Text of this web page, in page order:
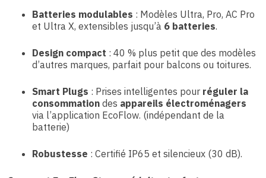
Batteries modulables : Modèles Ultra, Pro, AC Pro
et Ultra X, extensibles jusqu’à 6 batteries.
Design compact : 40 % plus petit que des modèles
d’autres marques, parfait pour balcons ou toitures.
Smart Plugs : Prises intelligentes pour réguler la
consommation des appareils électroménagers
via l’application EcoFlow. (indépendant de la
batterie)
Robustesse : Certifié IP65 et silencieux (30 dB).